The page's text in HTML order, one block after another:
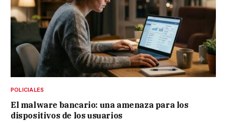
POLICIALES
El malware bancario: una amenaza para los
dispositivos de los usuarios